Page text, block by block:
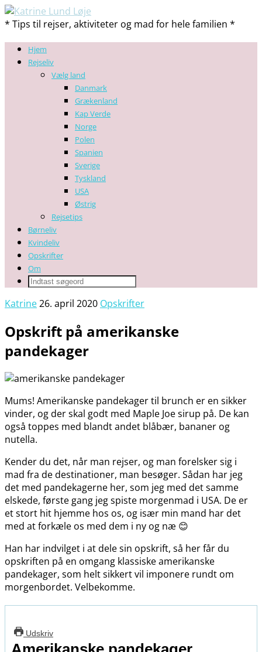
* Tips til rejser, aktiviteter og mad for hele familien *
Hjem
Rejseliv
Vælg land
Danmark
Grækenland
Kap Verde
Norge
Polen
Spanien
Sverige
Tyskland
USA
Østrig
Rejsetips
Børneliv
Kvindeliv
Opskrifter
Om
Katrine26. april 2020 Opskrifter
Opskrift på amerikanske
pandekager
Mums! Amerikanske pandekager til brunch er en sikker
vinder, og der skal godt med Maple Joe sirup på. De kan
også toppes med blandt andet blåbær, bananer og
nutella.
Kender du det, når man rejser, og man forelsker sig i
mad fra de destinationer, man besøger. Sådan har jeg
det med pandekagerne her, som jeg med det samme
elskede, første gang jeg spiste morgenmad i USA. De er
et stort hit hjemme hos os, og især min mand har det
med at forkæle os med dem i ny og næ 😊
Han har indvilget i at dele sin opskrift, så her får du
opskriften på en omgang klassiske amerikanske
pandekager, som helt sikkert vil imponere rundt om
morgenbordet. Velbekomme.
Udskriv